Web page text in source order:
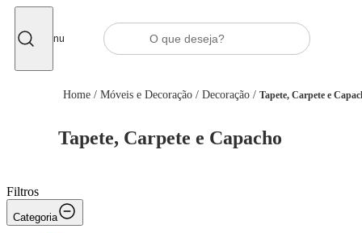
Menu
Home / Móveis e Decoração / Decoração / Tapete, Carpete e
Tapete, Carpete e Capacho
Filtros
Categoria